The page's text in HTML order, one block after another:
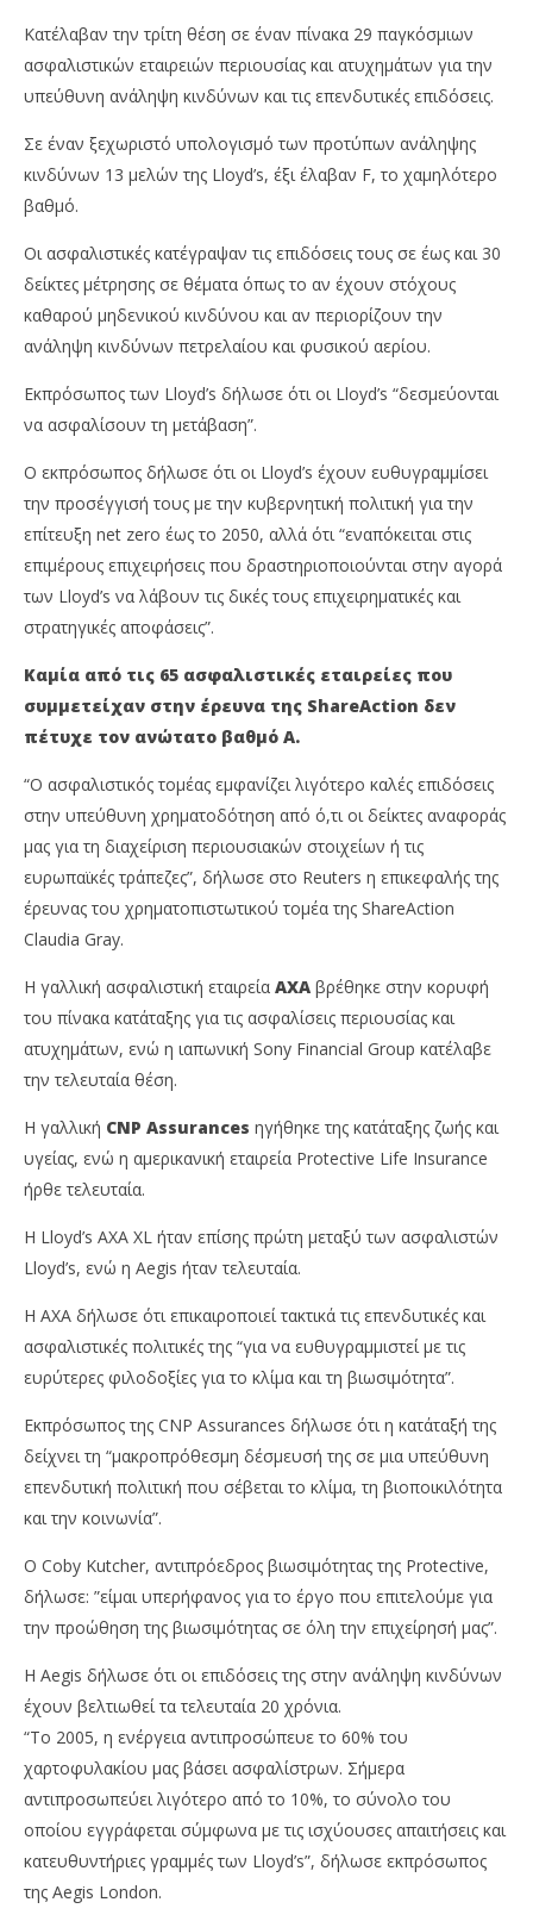
Lloyd’s of London: Ανεπαρκής σε θέματα ESG,
σύμφωνα με έκθεση
12
Απριλίου,
Cyprus
Insurance
News
Team
Κατέλαβαν την τρίτη θέση σε έναν πίνακα 29 παγκόσμιων
ασφαλιστικών εταιρειών περιουσίας και ατυχημάτων για την
υπεύθυνη ανάληψη κινδύνων και τις επενδυτικές επιδόσεις.
Σε έναν ξεχωριστό υπολογισμό των προτύπων ανάληψης
κινδύνων 13 μελών της Lloyd’s, έξι έλαβαν F, το χαμηλότερο
βαθμό.
Οι ασφαλιστικές κατέγραψαν τις επιδόσεις τους σε έως και 30
δείκτες μέτρησης σε θέματα όπως το αν έχουν στόχους
καθαρού μηδενικού κινδύνου και αν περιορίζουν την
ανάληψη κινδύνων πετρελαίου και φυσικού αερίου.
Εκπρόσωπος των Lloyd’s δήλωσε ότι οι Lloyd’s “δεσμεύονται
να ασφαλίσουν τη μετάβαση”.
Ο εκπρόσωπος δήλωσε ότι οι Lloyd’s έχουν ευθυγραμμίσει
την προσέγγισή τους με την κυβερνητική πολιτική για την
επίτευξη net zero έως το 2050, αλλά ότι “εναπόκειται στις
επιμέρους επιχειρήσεις που δραστηριοποιούνται στην αγορά
των Lloyd’s να λάβουν τις δικές τους επιχειρηματικές και
στρατηγικές αποφάσεις”.
Καμία από τις 65 ασφαλιστικές εταιρείες που
συμμετείχαν στην έρευνα της ShareAction δεν
πέτυχε τον ανώτατο βαθμό Α.
“Ο ασφαλιστικός τομέας εμφανίζει λιγότερο καλές επιδόσεις
στην υπεύθυνη χρηματοδότηση από ό,τι οι δείκτες αναφοράς
μας για τη διαχείριση περιουσιακών στοιχείων ή τις
ευρωπαϊκές τράπεζες”, δήλωσε στο Reuters η επικεφαλής της
έρευνας του χρηματοπιστωτικού τομέα της ShareAction
Claudia Gray.
Η γαλλική ασφαλιστική εταιρεία AXA βρέθηκε στην κορυφή
του πίνακα κατάταξης για τις ασφαλίσεις περιουσίας και
ατυχημάτων, ενώ η ιαπωνική Sony Financial Group κατέλαβε
την τελευταία θέση.
Η γαλλική CNP Assurances ηγήθηκε της κατάταξης ζωής και
υγείας, ενώ η αμερικανική εταιρεία Protective Life Insurance
ήρθε τελευταία.
Η Lloyd’s AXA XL ήταν επίσης πρώτη μεταξύ των ασφαλιστών
Lloyd’s, ενώ η Aegis ήταν τελευταία.
Η AXA δήλωσε ότι επικαιροποιεί τακτικά τις επενδυτικές και
ασφαλιστικές πολιτικές της “για να ευθυγραμμιστεί με τις
ευρύτερες φιλοδοξίες για το κλίμα και τη βιωσιμότητα”.
Εκπρόσωπος της CNP Assurances δήλωσε ότι η κατάταξή της
δείχνει τη “μακροπρόθεσμη δέσμευσή της σε μια υπεύθυνη
επενδυτική πολιτική που σέβεται το κλίμα, τη βιοποικιλότητα
και την κοινωνία”.
Ο Coby Kutcher, αντιπρόεδρος βιωσιμότητας της Protective,
δήλωσε: ”είμαι υπερήφανος για το έργο που επιτελούμε για
την προώθηση της βιωσιμότητας σε όλη την επιχείρησή μας”.
Η Aegis δήλωσε ότι οι επιδόσεις της στην ανάληψη κινδύνων
έχουν βελτιωθεί τα τελευταία 20 χρόνια.
“Το 2005, η ενέργεια αντιπροσώπευε το 60% του
χαρτοφυλακίου μας βάσει ασφαλίστρων. Σήμερα
αντιπροσωπεύει λιγότερο από το 10%, το σύνολο του
οποίου εγγράφεται σύμφωνα με τις ισχύουσες απαιτήσεις και
κατευθυντήριες γραμμές των Lloyd’s”, δήλωσε εκπρόσωπος
της Aegis London.